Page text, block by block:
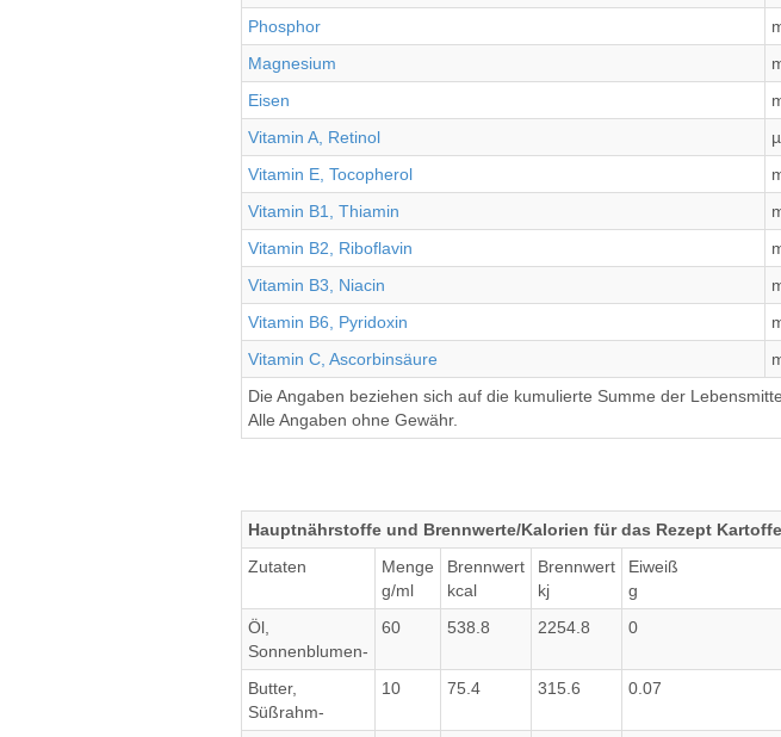
Phosphor
Magnesium
Eisen
Vitamin A, Retinol
Vitamin E, Tocopherol
Vitamin B1, Thiamin
Vitamin B2, Riboflavin
Vitamin B3, Niacin
Vitamin B6, Pyridoxin
Vitamin C, Ascorbinsäure
Die Angaben beziehen sich auf die kumulierte Summe der
Alle Angaben ohne Gewähr.
Hauptnährstoffe und Brennwerte/Kalorien für das Rezept
Zutaten
Menge
g/ml
Brennwert
kcal
Brennwert
kj
Eiweiß
g
Öl,
Sonnenblumen-
60 538.8 2254.8 0
Butter,
Süßrahm-
10 75.4 315.6 0.07